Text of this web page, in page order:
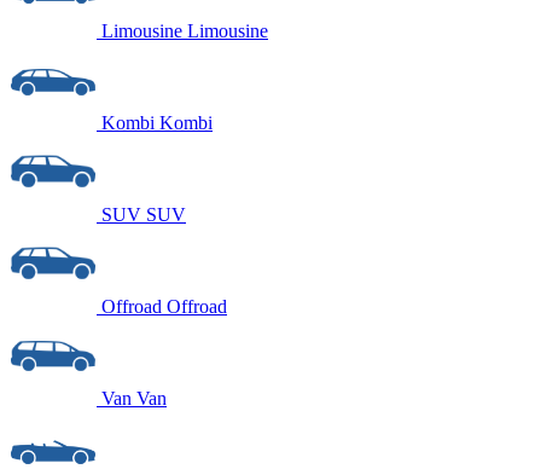
Limousine Limousine
Kombi Kombi
SUV SUV
Offroad Offroad
Van Van